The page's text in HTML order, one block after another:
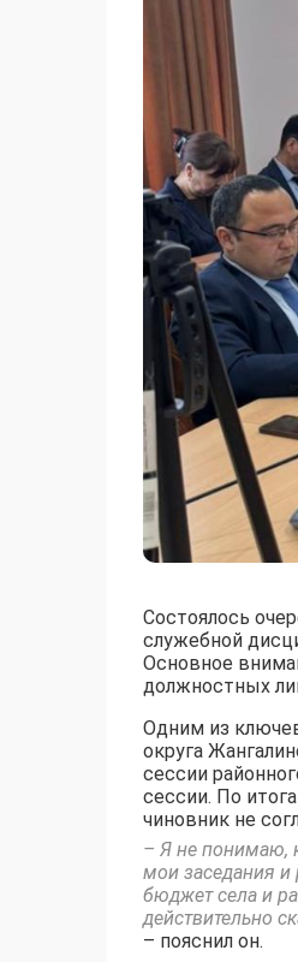
Состоялось
служебной
Основное
должностных
Одним из
округа
сессии
сессии. По
чиновник не
– Я не понимаю,
мои заседания и
бюджет села и
действительно
– пояснил он.